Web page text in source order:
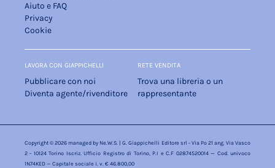
Aiuto e FAQ
Privacy
Cookie
LAVORA CON GIAPPICHELLI
Pubblicare con noi
Diventa agente/rivenditore
RETE VENDITA
Trova una libreria o un
rappresentante
Copyright © 2026 managed by Ne.W.S. | G. Giappichelli Editore srl - Via Po 21 ang. Via Vasco
2 - 10124 Torino Iscriz. Ufficio Registro di Torino, P.I e C.F 02874520014 — Cod. univoco
1N74KED — Capitale sociale i. v. € 46.800,00